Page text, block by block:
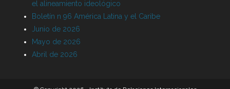
el alineamiento ideológico
Boletín n 96 América Latina y el Caribe
Junio de 2026
Mayo de 2026
Abril de 2026